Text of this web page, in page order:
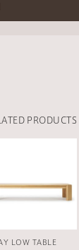
PRODUCTS
LOW TABLE